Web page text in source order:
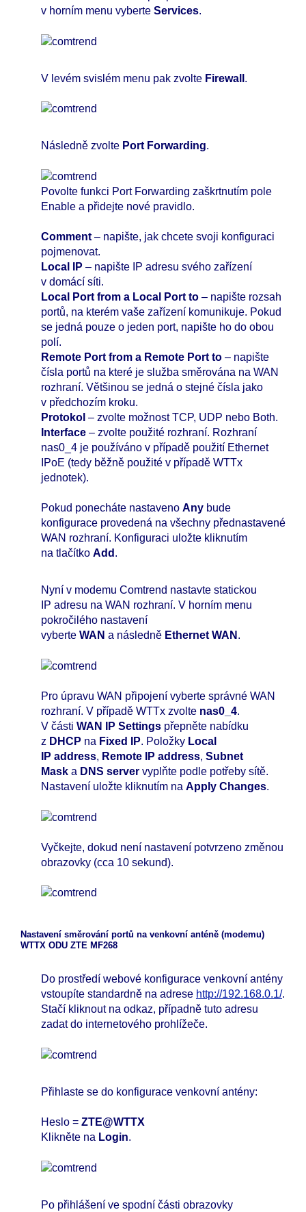
v horním menu vyberte Services.
V levém svislém menu pak zvolte Firewall .
Následně zvolte Port Forwarding.
Povolte funkci Port Forwarding zaškrtnutím pole
Enable a přidejte nové pravidlo.
Comment – napište, jak chcete svoji konfiguraci
pojmenovat.
Local IP – napište IP adresu svého zařízení
v domácí síti.
Local Port from a Local Port to – napište rozsah
portů, na kterém vaše zařízení komunikuje. Pokud
se jedná pouze o jeden port, napište ho do obou
polí.
Remote Port from a Remote Port to – napište
čísla portů na které je služba směrována na WAN
rozhraní. Většinou se jedná o stejné čísla jako
v předchozím kroku.
Protokol – zvolte možnost TCP, UDP nebo Both.
Interface – zvolte použité rozhraní. Rozhraní
nas0_4 je používáno v případě použití Ethernet
IPoE (tedy běžně použité v případě WTTx
jednotek).
Pokud ponecháte nastaveno Any bude
konfigurace provedená na všechny přednastavené
WAN rozhraní. Konfiguraci uložte kliknutím
na tlačítko Add .
Nyní v modemu Comtrend nastavte statickou
IP adresu na WAN rozhraní. V horním menu
pokročilého nastavení
vyberte WAN a následně Ethernet WAN .
Pro úpravu WAN připojení vyberte správné WAN
rozhraní. V případě WTTx zvolte nas0_4.
V části WAN IP Settings přepněte nabídku
z DHCP na Fixed IP. Položky Local
IP address, Remote IP address, Subnet
Mask a DNS server vyplňte podle potřeby sítě.
Nastavení uložte kliknutím na Apply Changes.
Vyčkejte, dokud není nastavení potvrzeno změnou
obrazovky (cca 10 sekund).
Nastavení směrování portů na venkovní anténě (modemu)
WTTX ODU ZTE MF268
Do prostředí webové konfigurace venkovní antény
vstoupíte standardně na adrese http://192.168.0.1/.
Stačí kliknout na odkaz, případně tuto adresu
zadat do internetového prohlížeče.
Přihlaste se do konfigurace venkovní antény:
Heslo = ZTE@WTTX
Klikněte na Login.
Po přihlášení ve spodní části obrazovky